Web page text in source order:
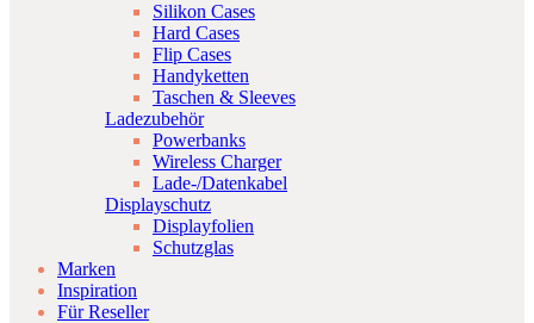
Silikon Cases
Hard Cases
Flip Cases
Handyketten
Taschen & Sleeves
Ladezubehör
Powerbanks
Wireless Charger
Lade-/Datenkabel
Displayschutz
Displayfolien
Schutzglas
Marken
Inspiration
Für Reseller